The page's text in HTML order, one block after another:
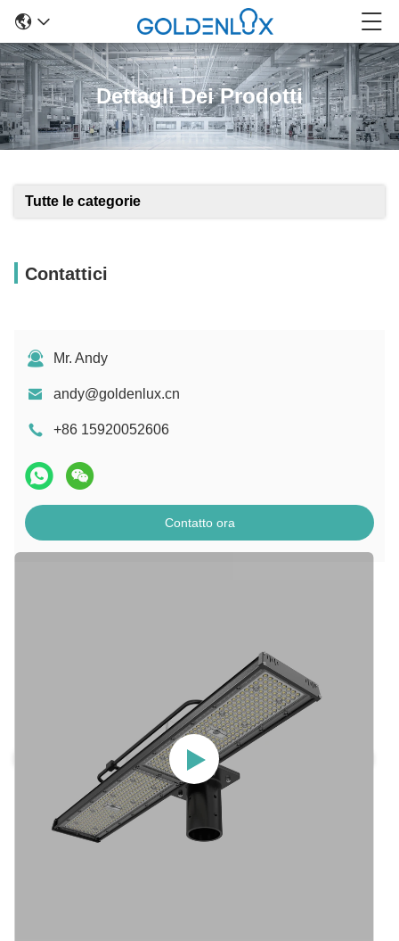
Dettagli Dei Prodotti
Tutte le categorie
Contattici
Mr. Andy
andy@goldenlux.cn
+86 15920052606
Contatto ora